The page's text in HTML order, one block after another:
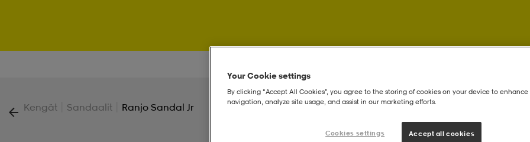
Kengät Sandaalit Ranjo Sandal Jr
Your Cookie settings
By clicking “Accept All Cookies”, you agree to the storing of cookies on your device to enhance
navigation, analyze site usage, and assist in our marketing efforts.
Cookies settings Accept all cookies